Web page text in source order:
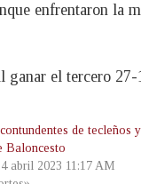
enfrentaron
el tercero
de tecleños
Baloncesto
abril 2023 11:17 AM